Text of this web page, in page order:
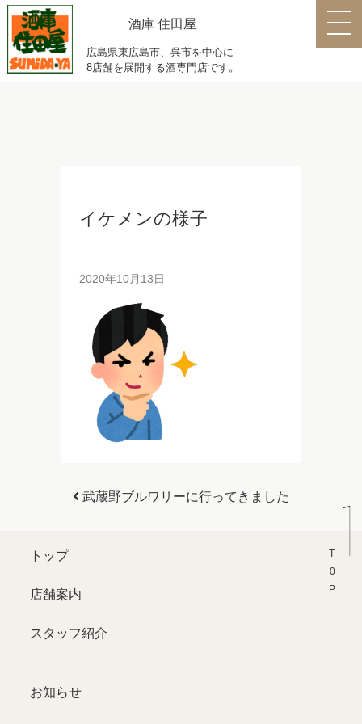
酒庫 住田屋
広島県東広島市、呉市を中心に
8店舗を展開する酒専門店です。
イケメンの様子
2020年10月13日
投稿ナビゲーション
武蔵野ブルワリーに行ってきました
T0P
トップ
店舗案内
スタッフ紹介
お知らせ